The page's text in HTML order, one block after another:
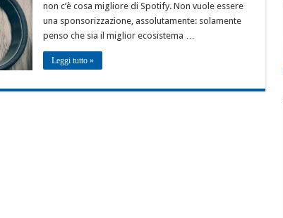
non c’è cosa migliore di Spotify. Non vuole essere
una sponsorizzazione, assolutamente: solamente
penso che sia il miglior ecosistema …
Leggi tutto »